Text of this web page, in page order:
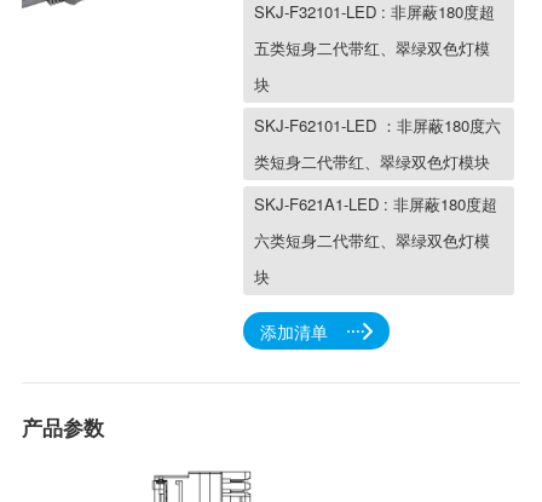
块
类短身二代带红、翠绿双色灯模块
块
添加清单
产品参数